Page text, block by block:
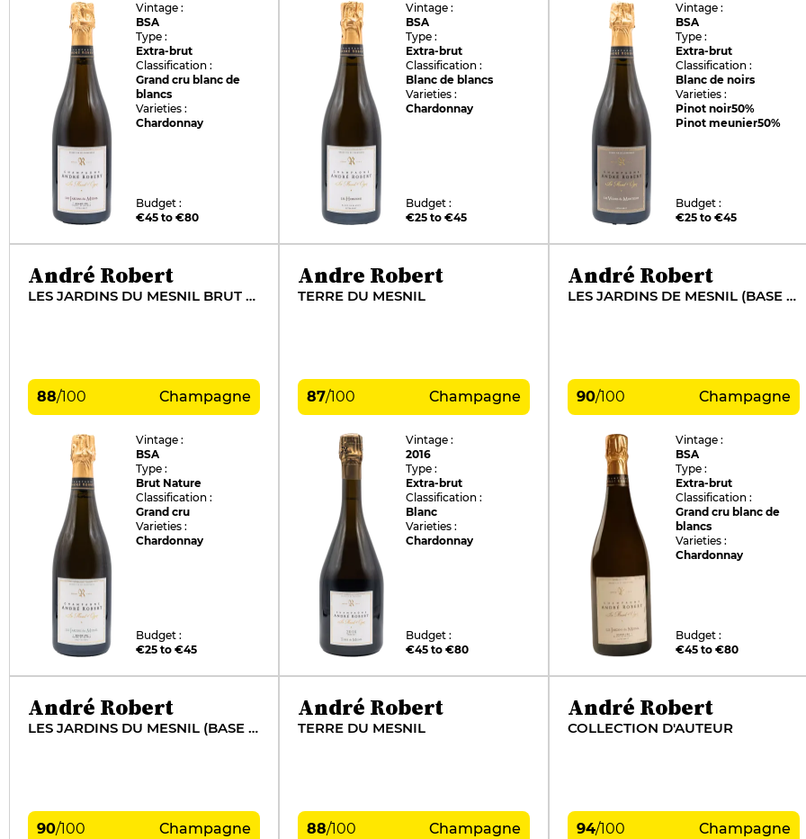
Vintage :
BSA
Type :
Extra-brut
Classification :
Grand cru blanc de
blancs
Varieties :
Chardonnay
Budget :
€45 to €80
Vintage :
BSA
Type :
Extra-brut
Classification :
Blanc de blancs
Varieties :
Chardonnay
Budget :
€25 to €45
Vintage :
BSA
Type :
Extra-brut
Classification :
Blanc de noirs
Varieties :
Pinot noir50%
Pinot meunier50%
Budget :
€25 to €45
André Robert
LES JARDINS DU MESNIL BRUT NATURE
88/100 Champagne
Vintage :
BSA
Type :
Brut Nature
Classification :
Grand cru
Varieties :
Chardonnay
Budget :
€25 to €45
Andre Robert
TERRE DU MESNIL
87/100 Champagne
Vintage :
2016
Type :
Extra-brut
Classification :
Blanc
Varieties :
Chardonnay
Budget :
€45 to €80
André Robert
LES JARDINS DE MESNIL (BASE 2017)
90/100 Champagne
Vintage :
BSA
Type :
Extra-brut
Classification :
Grand cru blanc de
blancs
Varieties :
Chardonnay
Budget :
€45 to €80
André Robert
LES JARDINS DU MESNIL (BASE 2018)
90/100 Champagne
André Robert
TERRE DU MESNIL
88/100 Champagne
André Robert
COLLECTION D'AUTEUR
94/100 Champagne